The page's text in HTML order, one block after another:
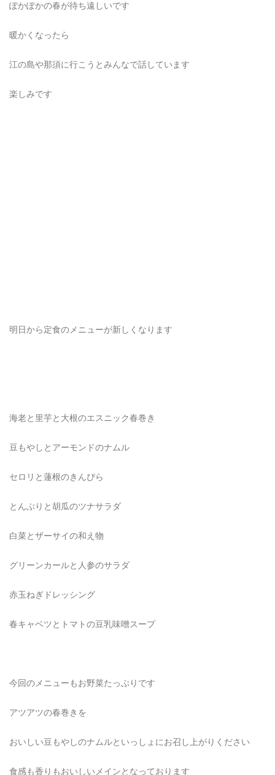
ぽかぽかの春が待ち遠しいです
暖かくなったら
江の島や那須に行こうとみんなで話しています
楽しみです
明日から定食のメニューが新しくなります
海老と里芋と大根のエスニック春巻き
豆もやしとアーモンドのナムル
セロリと蓮根のきんぴら
とんぶりと胡瓜のツナサラダ
白菜とザーサイの和え物
グリーンカールと人参のサラダ
赤玉ねぎドレッシング
春キャベツとトマトの豆乳味噌スープ
今回のメニューもお野菜たっぷりです
アツアツの春巻きを
おいしい豆もやしのナムルといっしょにお召し上がりください
食感も香りもおいしいメインとなっております